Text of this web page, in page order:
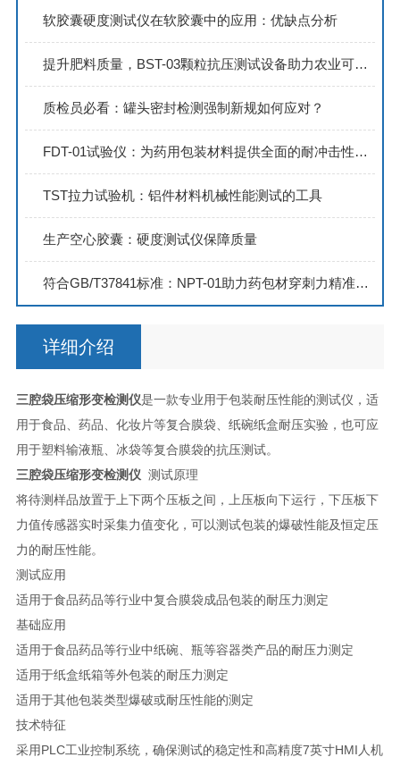
软胶囊硬度测试仪在软胶囊中的应用：优缺点分析
提升肥料质量，BST-03颗粒抗压测试设备助力农业可持续发展
质检员必看：罐头密封检测强制新规如何应对？
FDT-01试验仪：为药用包装材料提供全面的耐冲击性测试方案
TST拉力试验机：铝件材料机械性能测试的工具
生产空心胶囊：硬度测试仪保障质量
符合GB/T37841标准：NPT-01助力药包材穿刺力精准测试
详细介绍
三腔袋压缩形变检测仪是一款专业用于包装耐压性能的测试仪，适
用于食品、药品、化妆片等复合膜袋、纸碗纸盒耐压实验，也可应
用于塑料输液瓶、冰袋等复合膜袋的抗压测试。
三腔袋压缩形变检测仪测试原理
将待测样品放置于上下两个压板之间，上压板向下运行，下压板下
力值传感器实时采集力值变化，可以测试包装的爆破性能及恒定压
力的耐压性能。
测试应用
适用于食品药品等行业中复合膜袋成品包装的耐压力测定
基础应用
适用于食品药品等行业中纸碗、瓶等容器类产品的耐压力测定
适用于纸盒纸箱等外包装的耐压力测定
适用于其他包装类型爆破或耐压性能的测定
技术特征
采用PLC工业控制系统，确保测试的稳定性和高精度7英寸HMI人机